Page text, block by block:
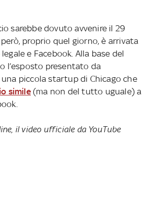
sarebbe dovuto avvenire il 29
proprio quel giorno, è arrivata
e Facebook. Alla base del
l’esposto presentato da
una piccola startup di Chicago che
simile(ma non del tutto uguale) a
il video ufficiale da YouTube